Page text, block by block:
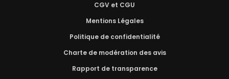
CGV et CGU
Mentions Légales
Politique de confidentialité
Charte de modération des avis
Rapport de transparence